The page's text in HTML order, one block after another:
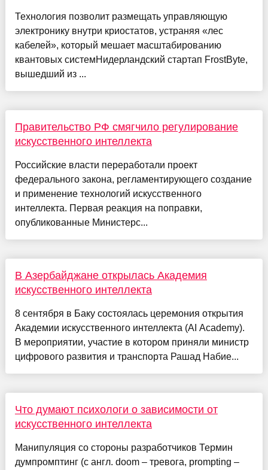
Технология позволит размещать управляющую
электронику внутри криостатов, устраняя «лес
кабелей», который мешает масштабированию
квантовых системНидерландский стартап FrostByte,
вышедший из ...
Правительство РФ смягчило регулирование
искусственного интеллекта
Российские власти переработали проект
федерального закона, регламентирующего создание
и применение технологий искусственного
интеллекта. Первая реакция на поправки,
опубликованные Министерс...
В Азербайджане открылась Академия
искусственного интеллекта
8 сентября в Баку состоялась церемония открытия
Академии искусственного интеллекта (AI Academy).
В мероприятии, участие в котором приняли министр
цифрового развития и транспорта Рашад Набие...
Что думают психологи о зависимости от
искусственного интеллекта
Манипуляция со стороны разработчиков Термин
думпромптинг (с англ. doom – тревога, prompting –